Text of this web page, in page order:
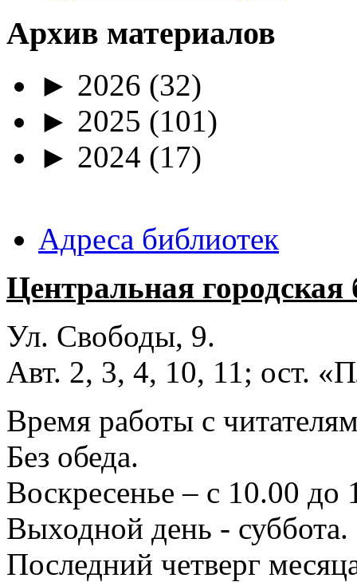
Архив материалов
► 2026 (32)
► 2025 (101)
► 2024 (17)
Адреса библиотек
Центральная
Ул. Свободы, 9.
Авт. 2, 3, 4, 10, 11; ост.
Время работы с
Без обеда.
Воскресенье – с 10.00 до
Выходной день - суббота.
Последний четверг